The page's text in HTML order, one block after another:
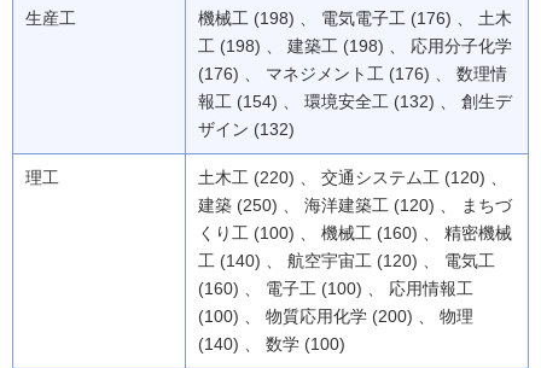
生産工
機械工 (198) 、 電気電子工 (176) 、 土木
工 (198) 、 建築工 (198) 、 応用分子化学
(176) 、 マネジメント工 (176) 、 数理情
報工 (154) 、 環境安全工 (132) 、 創生デ
ザイン (132)
理工
土木工 (220) 、 交通システム工 (120) 、
建築 (250) 、 海洋建築工 (120) 、 まちづ
くり工 (100) 、 機械工 (160) 、 精密機械
工 (140) 、 航空宇宙工 (120) 、 電気工
(160) 、 電子工 (100) 、 応用情報工
(100) 、 物質応用化学 (200) 、 物理
(140) 、 数学 (100)